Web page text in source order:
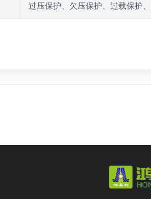
过压保护、欠压保护、过载保护